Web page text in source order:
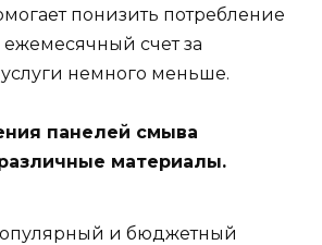
понизить потребление
счет за
немного меньше.
панелей смыва
материалы.
и бюджетный